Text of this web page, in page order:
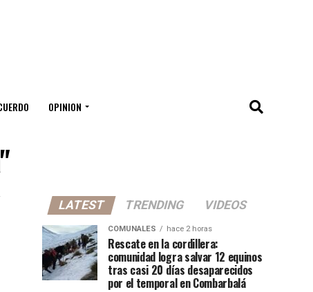
OPINION
LATEST TRENDING VIDEOS
COMUNALES hace 2 horas
Rescate en la cordillera:
comunidad logra salvar 12 equinos
tras casi 20 días desaparecidos
por el temporal en Combarbalá